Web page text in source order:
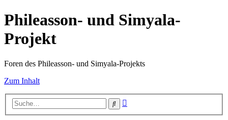
Phileasson- und Simyala-
Projekt
Foren des Phileasson- und Simyala-Projekts
Zum Inhalt
Suche